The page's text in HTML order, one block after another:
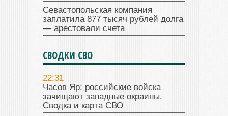
Севастопольская компания
заплатила 877 тысяч рублей долга
— арестовали счета
СВОДКИ СВО
22:31
Часов Яр: российские войска
зачищают западные окраины.
Сводка и карта СВО